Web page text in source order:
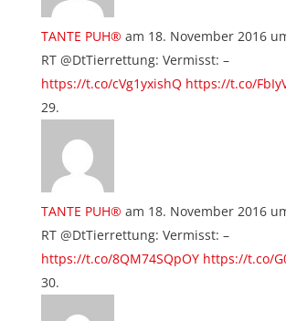
TANTE PUH® am 18. November 2016
RT @DtTierrettung: Vermisst: –
https://t.co/cVg1yxishQ https://t.co/
TANTE PUH® am 18. November 2016
RT @DtTierrettung: Vermisst: –
https://t.co/8QM74SQpOY https://t.co/